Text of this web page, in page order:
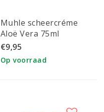
Muhle scheercréme
Aloë Vera 75ml
€9,95
Op voorraad